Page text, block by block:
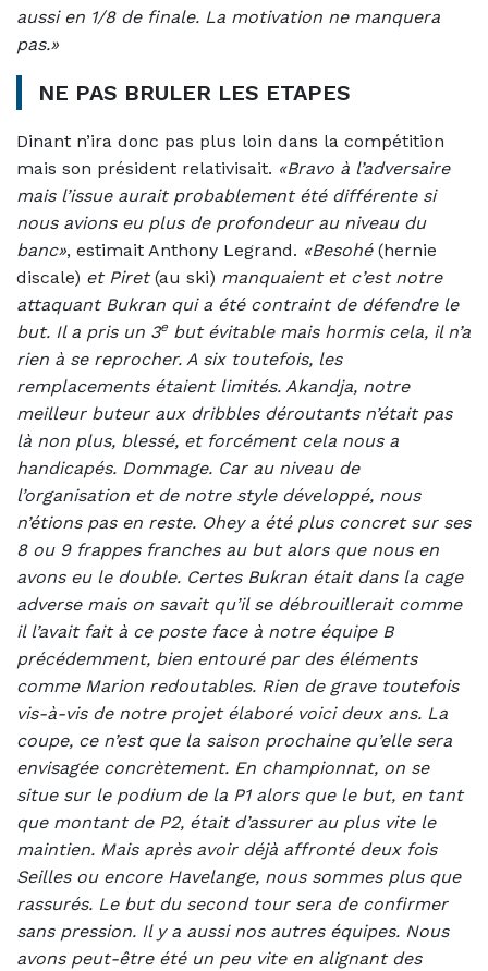
aussi en 1/8 de finale. La motivation ne manquera
pas.»
NE PAS BRULER LES ETAPES
Dinant n’ira donc pas plus loin dans la compétition
mais son président relativisait. «Bravo à l’adversaire
mais l’issue aurait probablement été différente si
nous avions eu plus de profondeur au niveau du
banc», estimait Anthony Legrand. «Besohé (hernie
discale) et Piret(au ski) manquaient et c’est notre
attaquant Bukran qui a été contraint de défendre le
but. Il a pris un 3ebut évitable mais hormis cela, il n’a
rien à se reprocher. A six toutefois, les
remplacements étaient limités. Akandja, notre
meilleur buteur aux dribbles déroutants n’était pas
là non plus, blessé, et forcément cela nous a
handicapés. Dommage. Car au niveau de
l’organisation et de notre style développé, nous
n’étions pas en reste. Ohey a été plus concret sur ses
8 ou 9 frappes franches au but alors que nous en
avons eu le double. Certes Bukran était dans la cage
adverse mais on savait qu’il se débrouillerait comme
il l’avait fait à ce poste face à notre équipe B
précédemment, bien entouré par des éléments
comme Marion redoutables. Rien de grave toutefois
vis-à-vis de notre projet élaboré voici deux ans. La
coupe, ce n’est que la saison prochaine qu’elle sera
envisagée concrètement. En championnat, on se
situe sur le podium de la P1 alors que le but, en tant
que montant de P2, était d’assurer au plus vite le
maintien. Mais après avoir déjà affronté deux fois
Seilles ou encore Havelange, nous sommes plus que
rassurés. Le but du second tour sera de confirmer
sans pression. Il y a aussi nos autres équipes. Nous
avons peut-être été un peu vite en alignant des